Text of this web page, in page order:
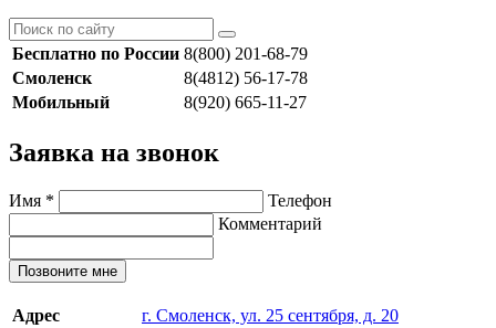
Бесплатно по России 8(800) 201-68-79
Смоленск
8(4812) 56-17-78
Мобильный
8(920) 665-11-27
Заявка на звонок
Имя *
Телефон
Комментарий
Позвоните мне
Адрес
г. Смоленск, ул. 25 сентября, д. 20